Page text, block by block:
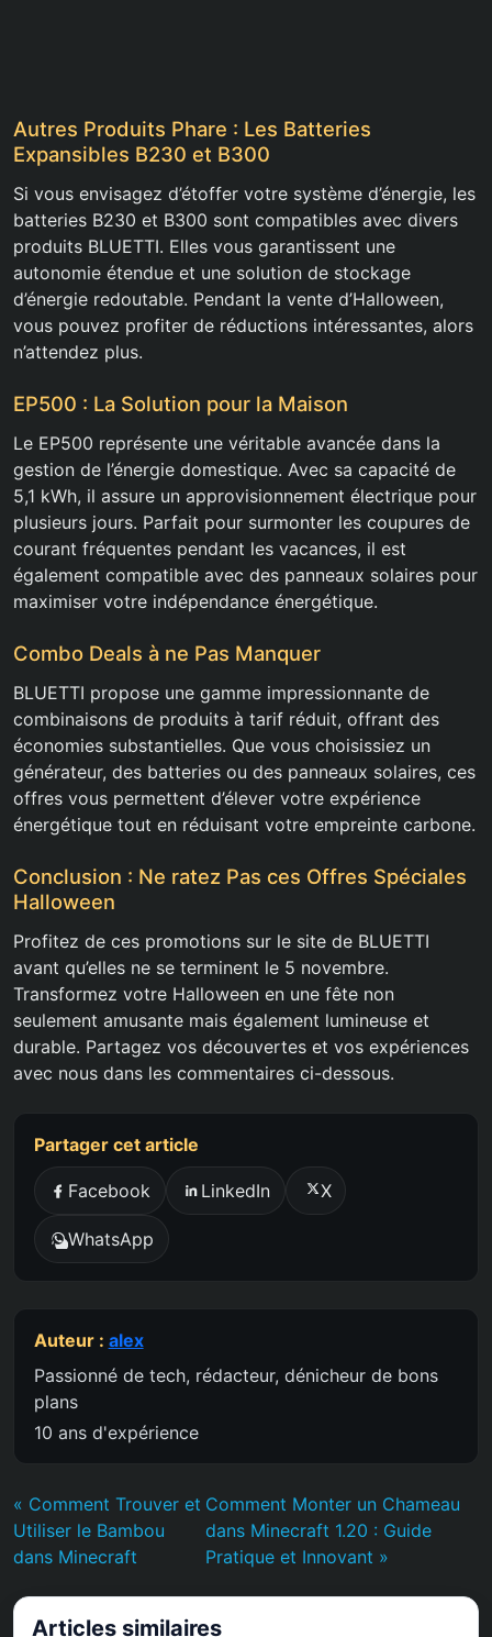
Autres Produits Phare : Les Batteries
Expansibles B230 et B300
Si vous envisagez d’étoffer votre système d’énergie, les
batteries B230 et B300 sont compatibles avec divers
produits BLUETTI. Elles vous garantissent une
autonomie étendue et une solution de stockage
d’énergie redoutable. Pendant la vente d’Halloween,
vous pouvez profiter de réductions intéressantes, alors
n’attendez plus.
EP500 : La Solution pour la Maison
Le EP500 représente une véritable avancée dans la
gestion de l’énergie domestique. Avec sa capacité de
5,1 kWh, il assure un approvisionnement électrique pour
plusieurs jours. Parfait pour surmonter les coupures de
courant fréquentes pendant les vacances, il est
également compatible avec des panneaux solaires pour
maximiser votre indépendance énergétique.
Combo Deals à ne Pas Manquer
BLUETTI propose une gamme impressionnante de
combinaisons de produits à tarif réduit, offrant des
économies substantielles. Que vous choisissiez un
générateur, des batteries ou des panneaux solaires, ces
offres vous permettent d’élever votre expérience
énergétique tout en réduisant votre empreinte carbone.
Conclusion : Ne ratez Pas ces Offres Spéciales
Halloween
Profitez de ces promotions sur le site de BLUETTI
avant qu’elles ne se terminent le 5 novembre.
Transformez votre Halloween en une fête non
seulement amusante mais également lumineuse et
durable. Partagez vos découvertes et vos expériences
avec nous dans les commentaires ci-dessous.
Partager cet article
Facebook LinkedIn X
WhatsApp
Auteur : alex
Passionné de tech, rédacteur, dénicheur de bons
plans
10 ans d'expérience
« Comment Trouver et
Utiliser le Bambou
dans Minecraft
Comment Monter un Chameau
dans Minecraft 1.20 : Guide
Pratique et Innovant »
Articles similaires